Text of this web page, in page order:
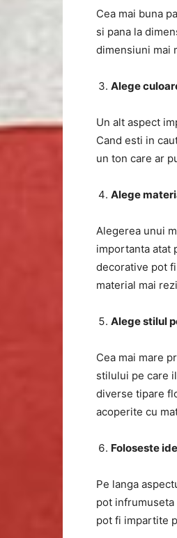
Cea mai buna
si pana la
dimensiuni mai
Alege
Un alt aspect
Cand esti in
un ton care ar
Alege
Alegerea unui
importanta atat
decorative pot
material mai
Alege stilul
Cea mai mare
stilului pe care
diverse tipare
acoperite cu
Foloseste
Pe langa
pot
pot fi impartite